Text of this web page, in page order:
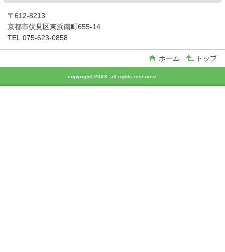
〒612-8213
京都市伏見区東浜南町655-14
TEL 075-623-0858
ホーム トップ
copyright©20XX all rights reserved.